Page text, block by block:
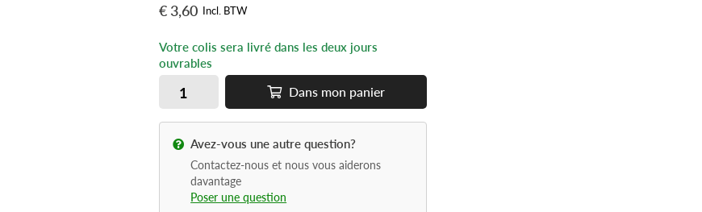
€ 3,60 Incl. BTW
Votre colis sera livré dans les deux jours
ouvrables
Dans mon panier
Avez-vous une autre question?
Contactez-nous et nous vous aiderons
davantage
Poser une question